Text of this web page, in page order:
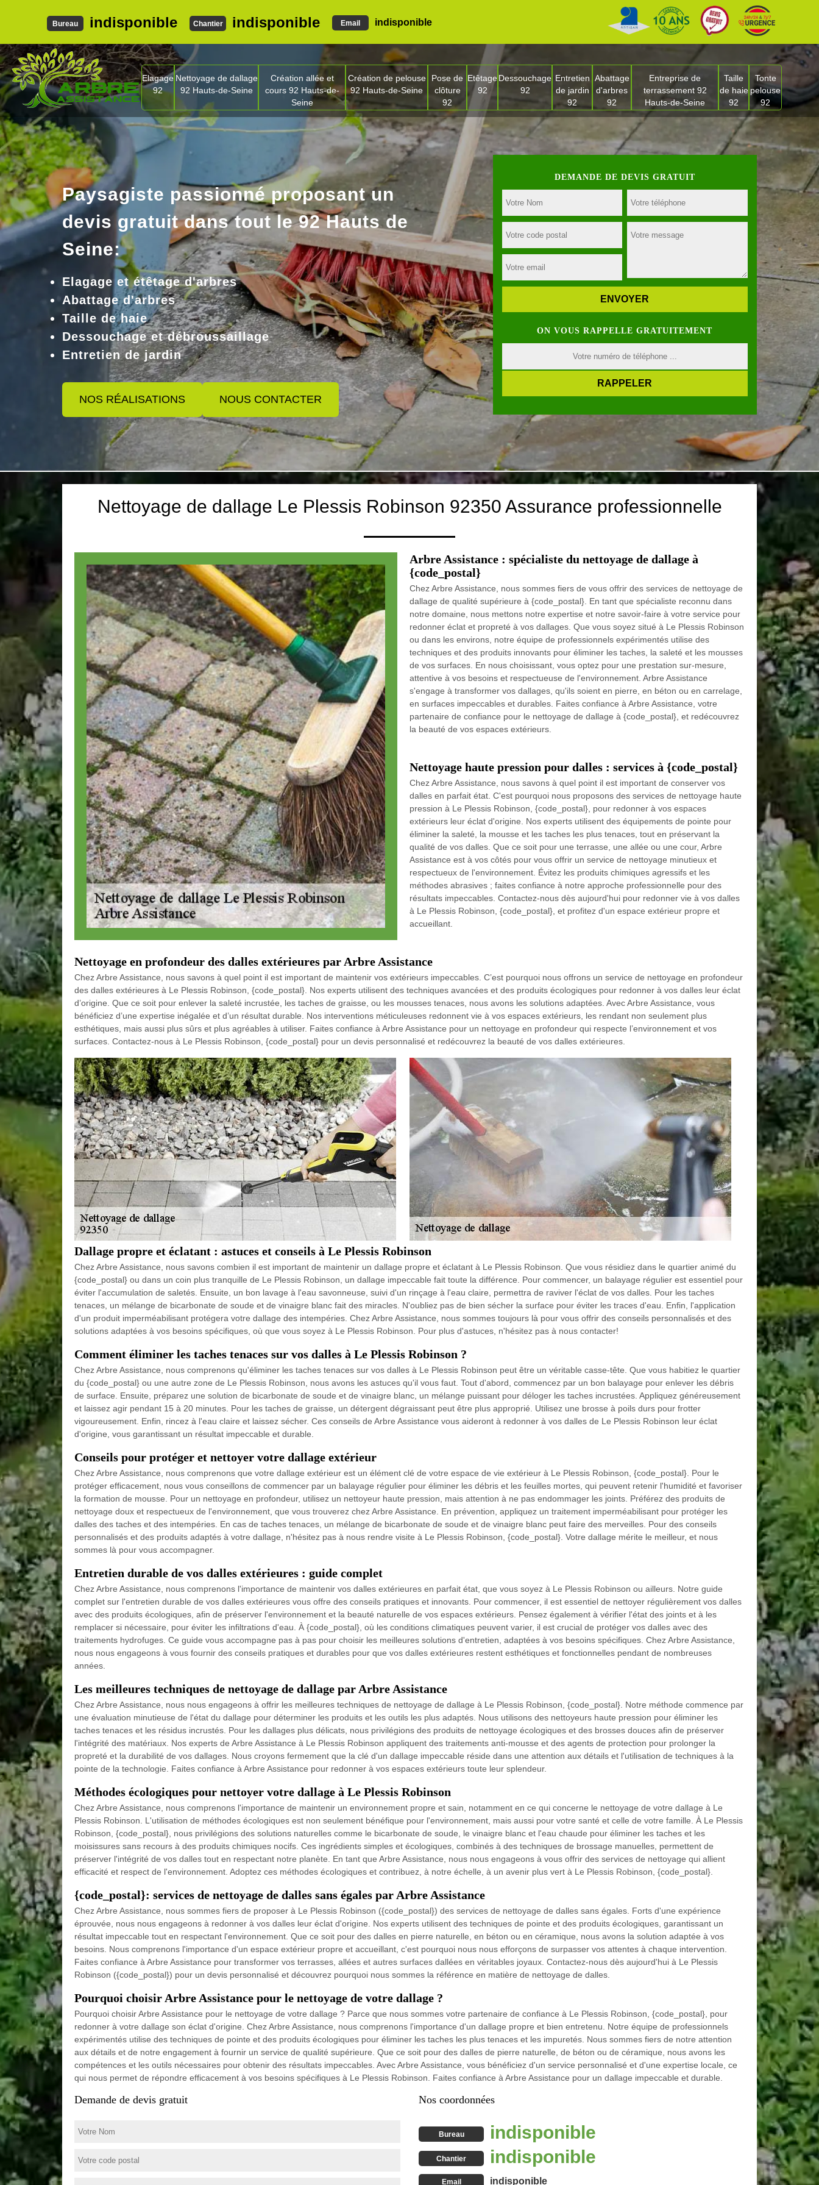
Bureau indisponible Chantier indisponible Email indisponible
Elagage
92
Nettoyage de dallage
92 Hauts-de-Seine
Création allée et
cours 92 Hauts-de-
Seine
Création de pelouse
92 Hauts-de-Seine
Pose de
clôture
92
Etêtage
92
Dessouchage
92
Entretien
de jardin
92
Abattage
d'arbres
92
Entreprise de
terrassement 92
Hauts-de-Seine
Taille
de haie
92
Tonte
pelouse
92
DEMANDE DE DEVIS GRATUIT
ON VOUS RAPPELLE GRATUITEMENT
Paysagiste passionné proposant un
devis gratuit dans tout le 92 Hauts de
Seine:
Elagage et étêtage d'arbres
Abattage d'arbres
Taille de haie
Dessouchage et débroussaillage
Entretien de jardin
NOS RÉALISATIONS NOUS CONTACTER
Nettoyage de dallage Le Plessis Robinson 92350 Assurance professionnelle
Arbre Assistance : spécialiste du nettoyage de dallage à
{code_postal}
Chez Arbre Assistance, nous sommes fiers de vous offrir des services de nettoyage de
dallage de qualité supérieure à {code_postal}. En tant que spécialiste reconnu dans
notre domaine, nous mettons notre expertise et notre savoir-faire à votre service pour
redonner éclat et propreté à vos dallages. Que vous soyez situé à Le Plessis Robinson
ou dans les environs, notre équipe de professionnels expérimentés utilise des
techniques et des produits innovants pour éliminer les taches, la saleté et les mousses
de vos surfaces. En nous choisissant, vous optez pour une prestation sur-mesure,
attentive à vos besoins et respectueuse de l'environnement. Arbre Assistance
s'engage à transformer vos dallages, qu'ils soient en pierre, en béton ou en carrelage,
en surfaces impeccables et durables. Faites confiance à Arbre Assistance, votre
partenaire de confiance pour le nettoyage de dallage à {code_postal}, et redécouvrez
la beauté de vos espaces extérieurs.
Nettoyage haute pression pour dalles : services à {code_postal}
Chez Arbre Assistance, nous savons à quel point il est important de conserver vos
dalles en parfait état. C'est pourquoi nous proposons des services de nettoyage haute
pression à Le Plessis Robinson, {code_postal}, pour redonner à vos espaces
extérieurs leur éclat d'origine. Nos experts utilisent des équipements de pointe pour
éliminer la saleté, la mousse et les taches les plus tenaces, tout en préservant la
qualité de vos dalles. Que ce soit pour une terrasse, une allée ou une cour, Arbre
Assistance est à vos côtés pour vous offrir un service de nettoyage minutieux et
respectueux de l'environnement. Évitez les produits chimiques agressifs et les
méthodes abrasives ; faites confiance à notre approche professionnelle pour des
résultats impeccables. Contactez-nous dès aujourd'hui pour redonner vie à vos dalles
à Le Plessis Robinson, {code_postal}, et profitez d'un espace extérieur propre et
accueillant.
Nettoyage en profondeur des dalles extérieures par Arbre Assistance
Chez Arbre Assistance, nous savons à quel point il est important de maintenir vos extérieurs impeccables. C’est pourquoi nous offrons un service de nettoyage en profondeur
des dalles extérieures à Le Plessis Robinson, {code_postal}. Nos experts utilisent des techniques avancées et des produits écologiques pour redonner à vos dalles leur éclat
d’origine. Que ce soit pour enlever la saleté incrustée, les taches de graisse, ou les mousses tenaces, nous avons les solutions adaptées. Avec Arbre Assistance, vous
bénéficiez d’une expertise inégalée et d’un résultat durable. Nos interventions méticuleuses redonnent vie à vos espaces extérieurs, les rendant non seulement plus
esthétiques, mais aussi plus sûrs et plus agréables à utiliser. Faites confiance à Arbre Assistance pour un nettoyage en profondeur qui respecte l’environnement et vos
surfaces. Contactez-nous à Le Plessis Robinson, {code_postal} pour un devis personnalisé et redécouvrez la beauté de vos dalles extérieures.
Dallage propre et éclatant : astuces et conseils à Le Plessis Robinson
Chez Arbre Assistance, nous savons combien il est important de maintenir un dallage propre et éclatant à Le Plessis Robinson. Que vous résidiez dans le quartier animé du
{code_postal} ou dans un coin plus tranquille de Le Plessis Robinson, un dallage impeccable fait toute la différence. Pour commencer, un balayage régulier est essentiel pour
éviter l'accumulation de saletés. Ensuite, un bon lavage à l'eau savonneuse, suivi d'un rinçage à l'eau claire, permettra de raviver l'éclat de vos dalles. Pour les taches
tenaces, un mélange de bicarbonate de soude et de vinaigre blanc fait des miracles. N'oubliez pas de bien sécher la surface pour éviter les traces d'eau. Enfin, l'application
d'un produit imperméabilisant protégera votre dallage des intempéries. Chez Arbre Assistance, nous sommes toujours là pour vous offrir des conseils personnalisés et des
solutions adaptées à vos besoins spécifiques, où que vous soyez à Le Plessis Robinson. Pour plus d'astuces, n'hésitez pas à nous contacter!
Comment éliminer les taches tenaces sur vos dalles à Le Plessis Robinson ?
Chez Arbre Assistance, nous comprenons qu'éliminer les taches tenaces sur vos dalles à Le Plessis Robinson peut être un véritable casse-tête. Que vous habitiez le quartier
du {code_postal} ou une autre zone de Le Plessis Robinson, nous avons les astuces qu'il vous faut. Tout d'abord, commencez par un bon balayage pour enlever les débris
de surface. Ensuite, préparez une solution de bicarbonate de soude et de vinaigre blanc, un mélange puissant pour déloger les taches incrustées. Appliquez généreusement
et laissez agir pendant 15 à 20 minutes. Pour les taches de graisse, un détergent dégraissant peut être plus approprié. Utilisez une brosse à poils durs pour frotter
vigoureusement. Enfin, rincez à l'eau claire et laissez sécher. Ces conseils de Arbre Assistance vous aideront à redonner à vos dalles de Le Plessis Robinson leur éclat
d'origine, vous garantissant un résultat impeccable et durable.
Conseils pour protéger et nettoyer votre dallage extérieur
Chez Arbre Assistance, nous comprenons que votre dallage extérieur est un élément clé de votre espace de vie extérieur à Le Plessis Robinson, {code_postal}. Pour le
protéger efficacement, nous vous conseillons de commencer par un balayage régulier pour éliminer les débris et les feuilles mortes, qui peuvent retenir l'humidité et favoriser
la formation de mousse. Pour un nettoyage en profondeur, utilisez un nettoyeur haute pression, mais attention à ne pas endommager les joints. Préférez des produits de
nettoyage doux et respectueux de l'environnement, que vous trouverez chez Arbre Assistance. En prévention, appliquez un traitement imperméabilisant pour protéger les
dalles des taches et des intempéries. En cas de taches tenaces, un mélange de bicarbonate de soude et de vinaigre blanc peut faire des merveilles. Pour des conseils
personnalisés et des produits adaptés à votre dallage, n'hésitez pas à nous rendre visite à Le Plessis Robinson, {code_postal}. Votre dallage mérite le meilleur, et nous
sommes là pour vous accompagner.
Entretien durable de vos dalles extérieures : guide complet
Chez Arbre Assistance, nous comprenons l'importance de maintenir vos dalles extérieures en parfait état, que vous soyez à Le Plessis Robinson ou ailleurs. Notre guide
complet sur l'entretien durable de vos dalles extérieures vous offre des conseils pratiques et innovants. Pour commencer, il est essentiel de nettoyer régulièrement vos dalles
avec des produits écologiques, afin de préserver l'environnement et la beauté naturelle de vos espaces extérieurs. Pensez également à vérifier l'état des joints et à les
remplacer si nécessaire, pour éviter les infiltrations d'eau. À {code_postal}, où les conditions climatiques peuvent varier, il est crucial de protéger vos dalles avec des
traitements hydrofuges. Ce guide vous accompagne pas à pas pour choisir les meilleures solutions d'entretien, adaptées à vos besoins spécifiques. Chez Arbre Assistance,
nous nous engageons à vous fournir des conseils pratiques et durables pour que vos dalles extérieures restent esthétiques et fonctionnelles pendant de nombreuses
années.
Les meilleures techniques de nettoyage de dallage par Arbre Assistance
Chez Arbre Assistance, nous nous engageons à offrir les meilleures techniques de nettoyage de dallage à Le Plessis Robinson, {code_postal}. Notre méthode commence par
une évaluation minutieuse de l'état du dallage pour déterminer les produits et les outils les plus adaptés. Nous utilisons des nettoyeurs haute pression pour éliminer les
taches tenaces et les résidus incrustés. Pour les dallages plus délicats, nous privilégions des produits de nettoyage écologiques et des brosses douces afin de préserver
l'intégrité des matériaux. Nos experts de Arbre Assistance à Le Plessis Robinson appliquent des traitements anti-mousse et des agents de protection pour prolonger la
propreté et la durabilité de vos dallages. Nous croyons fermement que la clé d'un dallage impeccable réside dans une attention aux détails et l'utilisation de techniques à la
pointe de la technologie. Faites confiance à Arbre Assistance pour redonner à vos espaces extérieurs toute leur splendeur.
Méthodes écologiques pour nettoyer votre dallage à Le Plessis Robinson
Chez Arbre Assistance, nous comprenons l'importance de maintenir un environnement propre et sain, notamment en ce qui concerne le nettoyage de votre dallage à Le
Plessis Robinson. L'utilisation de méthodes écologiques est non seulement bénéfique pour l'environnement, mais aussi pour votre santé et celle de votre famille. À Le Plessis
Robinson, {code_postal}, nous privilégions des solutions naturelles comme le bicarbonate de soude, le vinaigre blanc et l'eau chaude pour éliminer les taches et les
moisissures sans recours à des produits chimiques nocifs. Ces ingrédients simples et écologiques, combinés à des techniques de brossage manuelles, permettent de
préserver l'intégrité de vos dalles tout en respectant notre planète. En tant que Arbre Assistance, nous nous engageons à vous offrir des services de nettoyage qui allient
efficacité et respect de l'environnement. Adoptez ces méthodes écologiques et contribuez, à notre échelle, à un avenir plus vert à Le Plessis Robinson, {code_postal}.
{code_postal}: services de nettoyage de dalles sans égales par Arbre Assistance
Chez Arbre Assistance, nous sommes fiers de proposer à Le Plessis Robinson ({code_postal}) des services de nettoyage de dalles sans égales. Forts d'une expérience
éprouvée, nous nous engageons à redonner à vos dalles leur éclat d'origine. Nos experts utilisent des techniques de pointe et des produits écologiques, garantissant un
résultat impeccable tout en respectant l'environnement. Que ce soit pour des dalles en pierre naturelle, en béton ou en céramique, nous avons la solution adaptée à vos
besoins. Nous comprenons l'importance d'un espace extérieur propre et accueillant, c'est pourquoi nous nous efforçons de surpasser vos attentes à chaque intervention.
Faites confiance à Arbre Assistance pour transformer vos terrasses, allées et autres surfaces dallées en véritables joyaux. Contactez-nous dès aujourd'hui à Le Plessis
Robinson ({code_postal}) pour un devis personnalisé et découvrez pourquoi nous sommes la référence en matière de nettoyage de dalles.
Pourquoi choisir Arbre Assistance pour le nettoyage de votre dallage ?
Pourquoi choisir Arbre Assistance pour le nettoyage de votre dallage ? Parce que nous sommes votre partenaire de confiance à Le Plessis Robinson, {code_postal}, pour
redonner à votre dallage son éclat d'origine. Chez Arbre Assistance, nous comprenons l'importance d'un dallage propre et bien entretenu. Notre équipe de professionnels
expérimentés utilise des techniques de pointe et des produits écologiques pour éliminer les taches les plus tenaces et les impuretés. Nous sommes fiers de notre attention
aux détails et de notre engagement à fournir un service de qualité supérieure. Que ce soit pour des dalles de pierre naturelle, de béton ou de céramique, nous avons les
compétences et les outils nécessaires pour obtenir des résultats impeccables. Avec Arbre Assistance, vous bénéficiez d'un service personnalisé et d'une expertise locale, ce
qui nous permet de répondre efficacement à vos besoins spécifiques à Le Plessis Robinson. Faites confiance à Arbre Assistance pour un dallage impeccable et durable.
Demande de devis gratuit Nos coordonnées
Bureau indisponible
Chantier indisponible
Email indisponible